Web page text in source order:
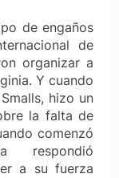
de engaños
de
organizar a
Y cuando
hizo un
la falta de
comenzó
respondió
a su fuerza